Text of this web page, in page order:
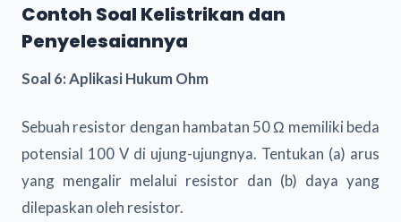
Contoh Soal Kelistrikan dan
Penyelesaiannya
Soal 6: Aplikasi Hukum Ohm
Sebuah resistor dengan hambatan 50 Ω memiliki beda
potensial 100 V di ujung-ujungnya. Tentukan (a) arus
yang mengalir melalui resistor dan (b) daya yang
dilepaskan oleh resistor.